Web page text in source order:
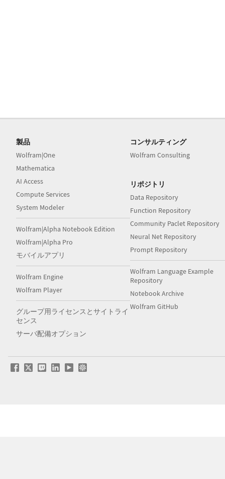
製品
Wolfram|One
Mathematica
AI Access
Compute Services
System Modeler
Wolfram|Alpha Notebook Edition
Wolfram|Alpha Pro
モバイルアプリ
Wolfram Engine
Wolfram Player
グループ用ライセンスとサイトライ
センス
サーバ配備オプション
コンサルティング
Wolfram Consulting
リポジトリ
Data Repository
Function Repository
Community Paclet Repository
Neural Net Repository
Prompt Repository
Wolfram Language Example
Repository
Notebook Archive
Wolfram GitHub